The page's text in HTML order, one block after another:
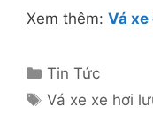
Xem thêm: Vá
Danh
mục
Tin Tức
Thẻ
Vá xe xe hơi